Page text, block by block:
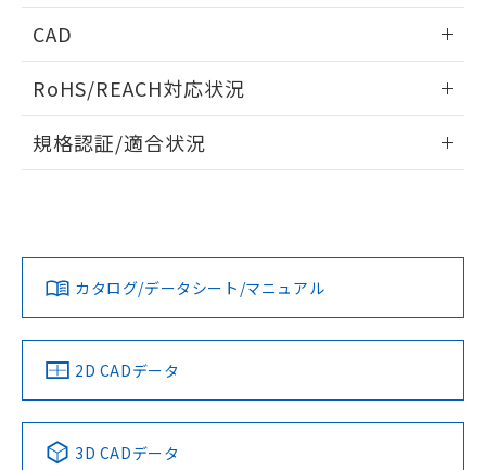
タイムチャート
A: 380mm以上、B: 300mm以上
周囲金属の影響
120mm以上、n: 140mm以上
検出物体の大きさと材質による影響
検出領域
CAD
ドすることができます。
ログイン/会員登録
ダウンロードデータをご利用いただく前に、以下を必ずお読
みください。
ソフトウェアの使用条件
RoHS/REACH対応状況
EU RoHS 注意事項・凡例
対応済み
中国 RoHS 注意事項・凡例
規格認証/適合状況
LR型式承認
（イギリス
船舶規格）
DNV型式承認
（ノルウェー
BV型式承認
（フランス
KR型式
（韓国
No No No No
カタログ/データシート/マニュアル
2D CADデータ
3D CADデータ